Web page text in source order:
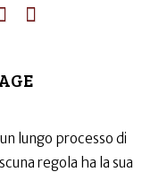
lungo processo di
regola ha la sua